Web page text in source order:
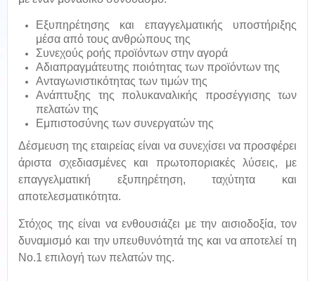
Εξυπηρέτησης και επαγγελματικής υποστήριξης
μέσα από τους ανθρώπους της
Συνεχούς ροής προϊόντων στην αγορά
Αδιαπραγμάτευτης ποιότητας των προϊόντων της
Ανταγωνιστικότητας των τιμών της
Ανάπτυξης της πολυκαναλικής προσέγγισης των
πελατών της
Εμπιστοσύνης των συνεργατών της
Δέσμευση της εταιρείας είναι να συνεχίσει να προσφέρει
άριστα σχεδιασμένες και πρωτοποριακές λύσεις, με
επαγγελματική εξυπηρέτηση, ταχύτητα και
αποτελεσματικότητα.
Στόχος της είναι να ενθουσιάζει με την αισιοδοξία, τον
δυναμισμό και την υπευθυνότητά της και να αποτελεί τη
Νο.1 επιλογή των πελατών της.